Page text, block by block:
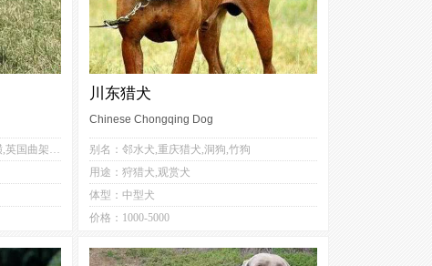
别名：英卡,英国可卡犬,英国长毛獚,英国曲架犬,确架獚,英国可卡猎鹬犬,英国斗鸡犬,英国可卡长毛猎犬,可卡
川东猎犬
Chinese Chongqing Dog
别名：邻水犬,重庆猎犬,洞狗,竹狗
用途：狩猎犬,观赏犬
体型：中型犬
价格：1000-5000
1 3
3
1
1